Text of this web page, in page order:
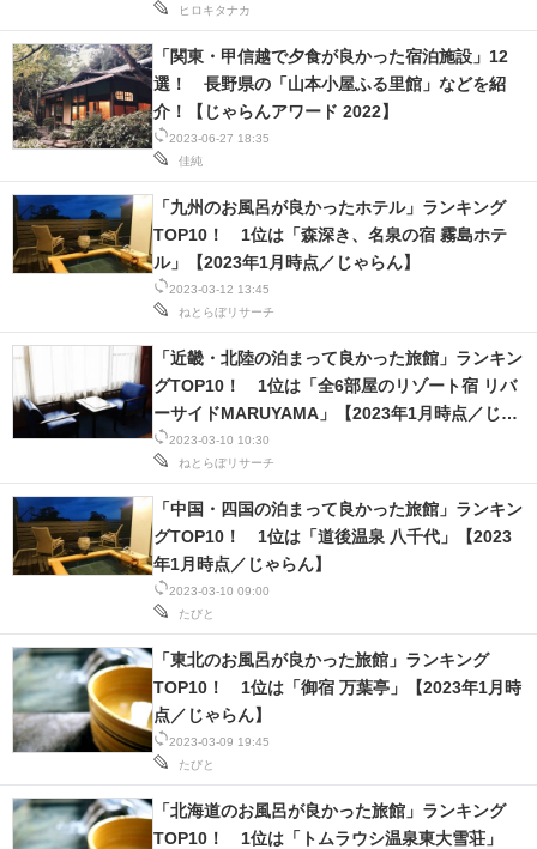
企業向けIT製品の総合サイト
IT製品の技術・比較・事例
製造業のIT導入・活用を支援
モノづくり技術者専門サイト
エレクトロニクス専門サイト
電子設計の基本と応用
エネルギーの専門メディア
建設×テクノロジーの最前線
ちょっと気になるネットの話題
ヒロキタナカ
2023-06-27 18:35
佳純
「関東・甲信越で夕食が良かった宿泊施設」12
選！ 長野県の「山本小屋ふる里館」などを紹
介！【じゃらんアワード 2022】
2023-03-12 13:45
ねとらぼリサーチ
「九州のお風呂が良かったホテル」ランキング
TOP10！ 1位は「森深き、名泉の宿 霧島ホテ
ル」【2023年1月時点／じゃらん】
2023-03-10 10:30
ねとらぼリサーチ
「近畿・北陸の泊まって良かった旅館」ランキン
グTOP10！ 1位は「全6部屋のリゾート宿 リバ
ーサイドMARUYAMA」【2023年1月時点／じゃ
らん】
2023-03-10 09:00
たびと
「中国・四国の泊まって良かった旅館」ランキン
グTOP10！ 1位は「道後温泉 八千代」【2023
年1月時点／じゃらん】
2023-03-09 19:45
たびと
「東北のお風呂が良かった旅館」ランキング
TOP10！ 1位は「御宿 万葉亭」【2023年1月時
点／じゃらん】
「北海道のお風呂が良かった旅館」ランキング
TOP10！ 1位は「トムラウシ温泉東大雪荘」